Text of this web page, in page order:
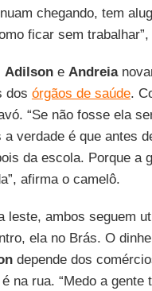
chegando, tem
ficar sem trabalhar”,
Adilsone Andreia
dos órgãos de saúde.
“Se não fosse ela
verdade é que antes
da escola. Porque a
afirma o camelô.
leste, ambos seguem
ela no Brás. O
depende dos
na rua. “Medo a gente